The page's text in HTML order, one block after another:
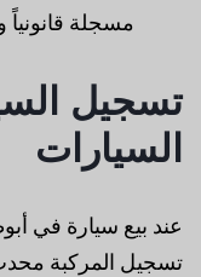
مسجلة
تسجيل
السيارات
عند بيع سيارة في
تسجيل المركبة